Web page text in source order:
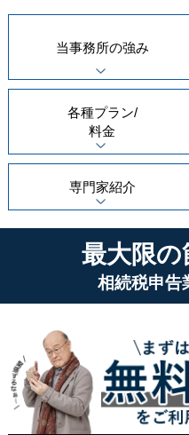
当事務所の強み
各種プラン/
料金
専門家紹介
最大限の
相続税申告